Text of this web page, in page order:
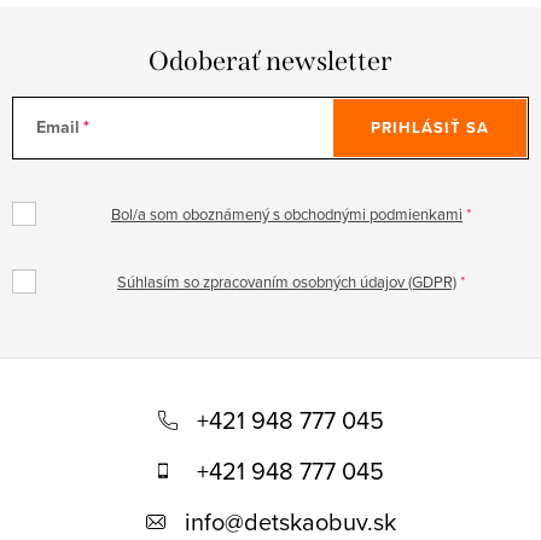
Odoberať newsletter
Email
Bol/a som oboznámený s obchodnými podmienkami
Súhlasím so zpracovaním osobných údajov (GDPR)
PRIHLÁSIŤ SA
+421 948 777 045
+421 948 777 045
info@detskaobuv.sk